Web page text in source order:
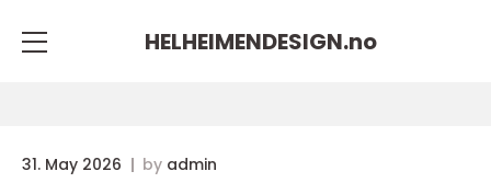
HELHEIMENDESIGN.no
31. May 2026 by admin